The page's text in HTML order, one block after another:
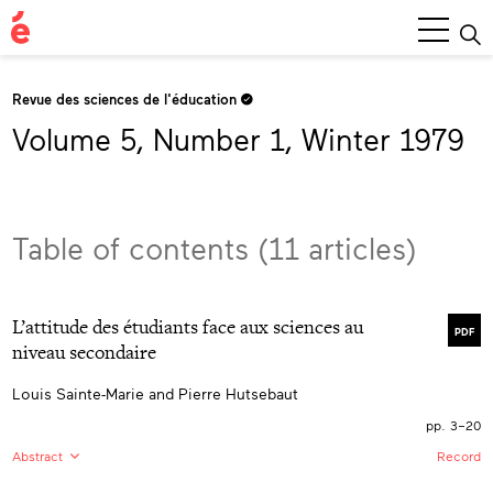
Main
Menu
Revue des sciences de l'éducation
Volume 5, Number 1, Winter 1979
Table of contents (11 articles)
PDF
L’attitude des étudiants face aux sciences au
niveau secondaire
Louis Sainte-Marie and Pierre Hutsebaut
pp. 3–20
Record
Abstract